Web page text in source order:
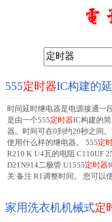
555定时器IC构建的
时间延时继电器是电源接通一
是由一个555定时器IC构建的
器。时间可在0到约20秒之间
使用什么样的继电器。 555定
R210 K 1/4瓦的电阻 C110UF
D21N914二极管 U1555定时器
关 备注 R1调整时间。 您可以
家用洗衣机机械式定